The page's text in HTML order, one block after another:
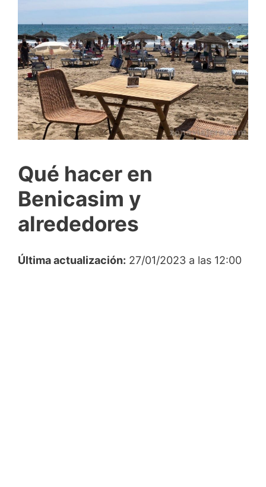
Qué hacer en
Benicasim y
alrededores
Última actualización: 27/01/2023 a las 12:00